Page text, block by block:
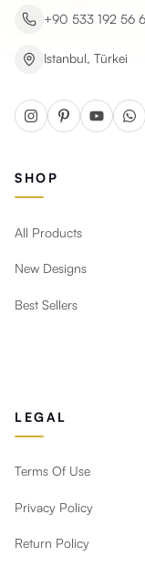
+90 533 192 56
Istanbul, Türkei
SHOP
All Products
New Designs
Best Sellers
LEGAL
Terms Of Use
Privacy Policy
Return Policy